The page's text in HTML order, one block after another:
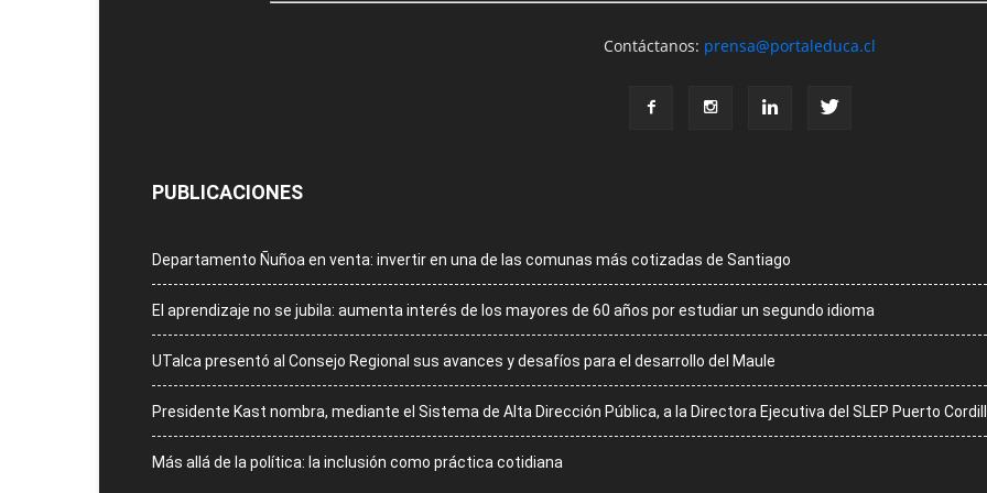
Contáctanos: prensa@portaleduca.cl
PUBLICACIONES
Departamento Ñuñoa en venta: invertir en una de las comunas más cotizadas de Santiago
El aprendizaje no se jubila: aumenta interés de los mayores de 60 años por estudiar un segundo idioma
UTalca presentó al Consejo Regional sus avances y desafíos para el desarrollo del Maule
Presidente Kast nombra, mediante el Sistema de Alta Dirección Pública, a la Directora Ejecutiva del SLEP Puerto
Más allá de la política: la inclusión como práctica cotidiana